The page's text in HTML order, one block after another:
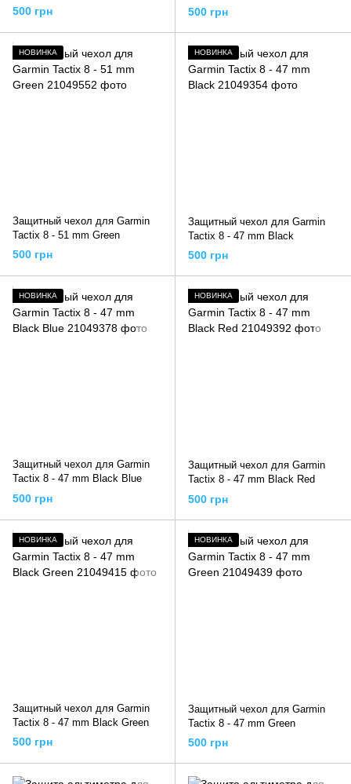
500 грн 500 грн
НОВИНКА
Защитный чехол для Garmin
Tactix 8 - 51 mm Green
500 грн
НОВИНКА
Защитный чехол для Garmin
Tactix 8 - 47 mm Black
500 грн
НОВИНКА
Защитный чехол для Garmin
Tactix 8 - 47 mm Black Blue
500 грн
НОВИНКА
Защитный чехол для Garmin
Tactix 8 - 47 mm Black Red
500 грн
НОВИНКА
Защитный чехол для Garmin
Tactix 8 - 47 mm Black Green
500 грн
НОВИНКА
Защитный чехол для Garmin
Tactix 8 - 47 mm Green
500 грн